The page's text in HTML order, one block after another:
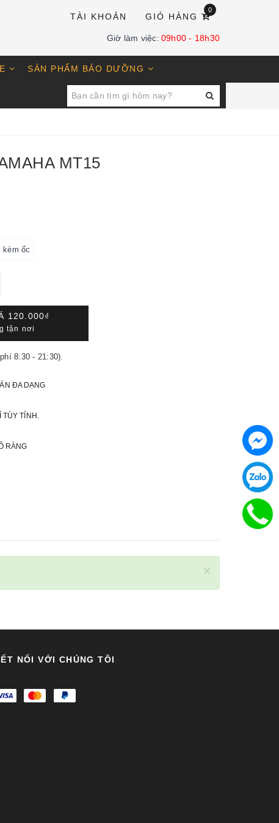
TÀI KHOẢN GIỎ HÀNG
0
Giờ làm việc: 09h00 - 18h30
SẢN PHẨM BẢO DƯỠNG
MT15
kèm ốc
120.000₫
tận nơi
8:30 - 21:30).
ĐA DẠNG
TÙY TỈNH.
RÀNG
×
NỐI VỚI CHÚNG TÔI